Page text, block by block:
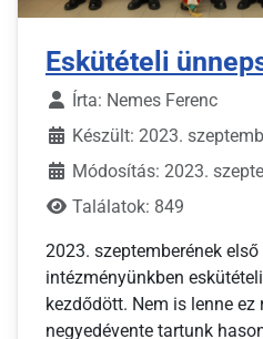
Eskütételi
Írta: Nemes Ferenc
Készült: 2023.
Módosítás: 2023.
Találatok: 849
2023. szeptemberének
intézményünkben
kezdődött. Nem is lenne ez
negyedévente tartunk